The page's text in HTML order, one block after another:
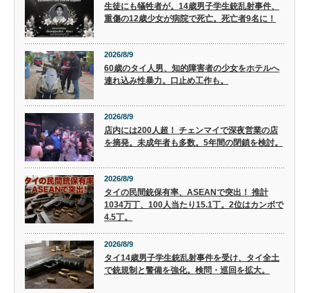
生徒にも犠牲者が。14歳男子学生銃乱射事件、
重傷の12歳少女が病院で死亡。死亡者9名に！
2026/8/9
60歳のタイ人男、知的障害者の少女をホテルへ
連れ込み性暴力。口止め工作も。
2026/8/9
店内には200人超！ チェンマイで深夜営業の店
を摘発。未成年者も多数。5年間の閉鎖を検討。
2026/8/9
タイの民間銃保有率、ASEANで突出！ 推計
1034万丁、100人当たり15.1丁。2位はカンボで
4.5丁。
2026/8/9
タイ14歳男子学生銃乱射事件を受け、タイ全土
で銃規制と警備を強化。検問・巡回を拡大。